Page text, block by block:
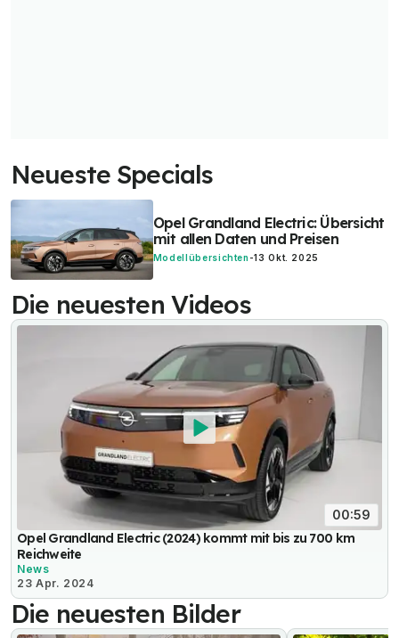
Neueste Specials
Opel Grandland Electric: Übersicht
mit allen Daten und Preisen
Modellübersichten -13 Okt. 2025
Die neuesten Videos
00:59
Opel Grandland Electric (2024) kommt mit bis zu 700 km
Reichweite
News
23 Apr. 2024
Die neuesten Bilder